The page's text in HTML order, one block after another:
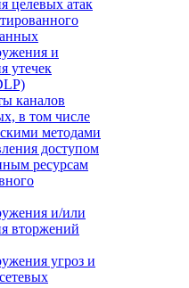
целевых атак
и
утечек
каналов
в том числе
методами
доступом
ресурсам
и/или
вторжений
угроз и